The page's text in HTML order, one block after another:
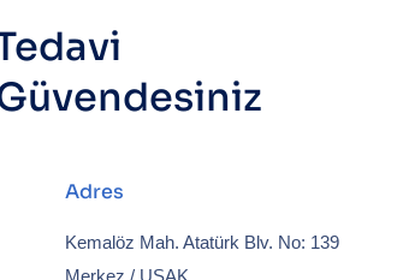
Adres
Kemalöz Mah. Atatürk Blv. No: 139
Merkez / UŞAK